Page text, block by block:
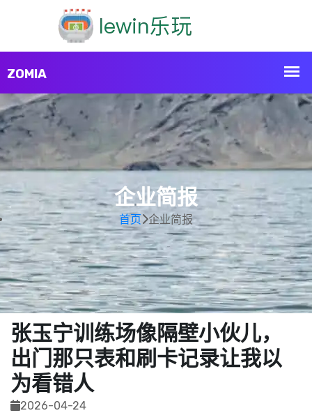
企业简报
首页 企业简报
张玉宁训练场像隔壁小伙儿，
出门那只表和刷卡记录让我以
为看错人
2026-04-24